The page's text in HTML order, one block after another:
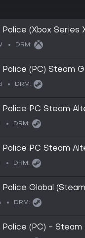
(Xbox Series
DRM:
Police (PC) Steam
DRM:
Police PC Steam
DRM:
Police PC Steam
DRM:
Police Global
DRM:
Police (PC) - Steam